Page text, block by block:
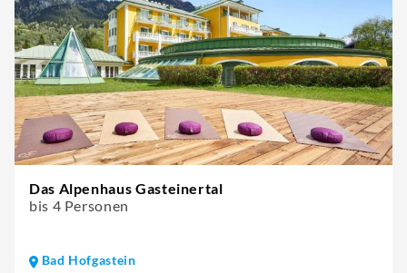
Das Alpenhaus Gasteinertal
bis 4 Personen
Bad Hofgastein